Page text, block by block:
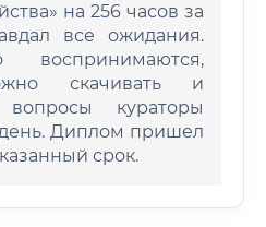
на 256 часов за
все ожидания.
скачивать и
кураторы
Диплом пришел
срок.